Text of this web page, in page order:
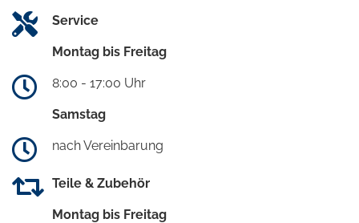
Service
Montag bis Freitag
8:00 - 17:00 Uhr
Samstag
nach Vereinbarung
Teile & Zubehör
Montag bis Freitag